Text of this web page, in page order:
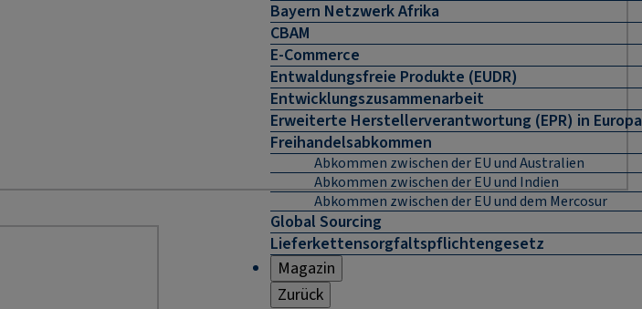
Bayern Netzwerk Afrika
CBAM
E-Commerce
Entwaldungsfreie Produkte (EUDR)
Entwicklungszusammenarbeit
Erweiterte Herstellerverantwortung (EPR) in Europa
Freihandelsabkommen
Abkommen zwischen der EU und Australien
Abkommen zwischen der EU und Indien
Abkommen zwischen der EU und dem Mercosur
Global Sourcing
Lieferkettensorgfaltspflichtengesetz
Magazin
Zurück